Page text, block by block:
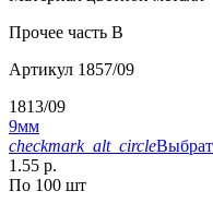
Прочее часть В
Артикул 1857/09
1813/09
9мм
checkmark_alt_circle
1.55 р.
По 100 шт